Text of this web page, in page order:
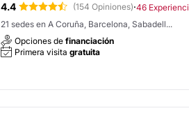
4.4 (154 Opiniones)·46
21 sedes en A Coruña, Barcelona, Sabadell...
Opciones de financiación
Primera visita gratuita